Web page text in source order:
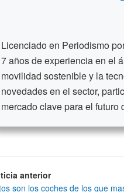
Licenciado en Periodismo
7 años de experiencia en el
movilidad sostenible y la
novedades en el sector,
mercado clave para el futuro
anterior
son los coches de los que